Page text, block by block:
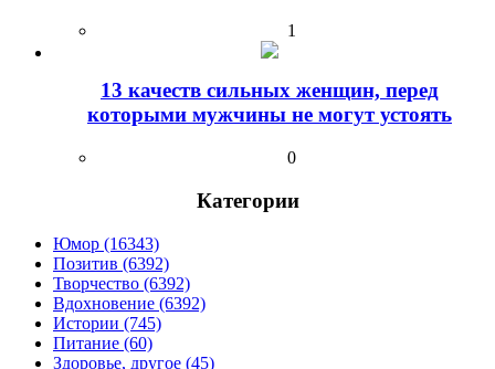
1
13 качеств сильных женщин, перед
которыми мужчины не могут устоять
0
Категории
Юмор (16343)
Позитив (6392)
Творчество (6392)
Вдохновение (6392)
Истории (745)
Питание (60)
Здоровье, другое (45)